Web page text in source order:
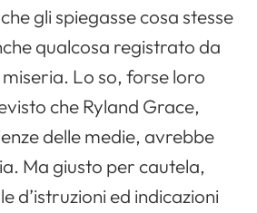
gli spiegasse cosa stesse
qualcosa registrato da
Lo so, forse loro
che Ryland Grace,
delle medie, avrebbe
Ma giusto per cautela,
d’istruzioni ed indicazioni